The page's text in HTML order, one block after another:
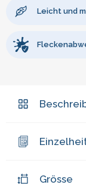
Leicht und
Grösse